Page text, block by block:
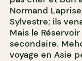
Normand
Sylvestre; ils
Mais le
secondaire.
voyage en Asie